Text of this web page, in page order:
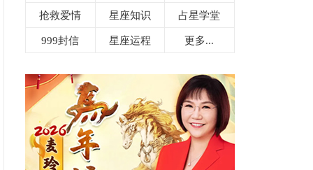
抢救爱情 星座知识 占星学堂
999封信 星座运程 更多...